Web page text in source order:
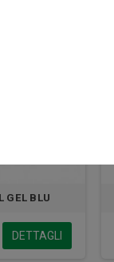
GEL BLU
DETTAGLI